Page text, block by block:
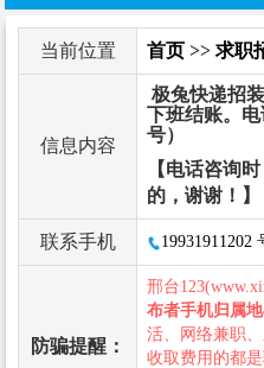
当前位置 首页 >> 求职
信息内容
极兔快递招
下班结账。电
号）
【电话咨询
的，谢谢！】
联系手机 19931911202
防骗提醒：
邢台
布者手机归属
活、网络兼职
收取费用的都是